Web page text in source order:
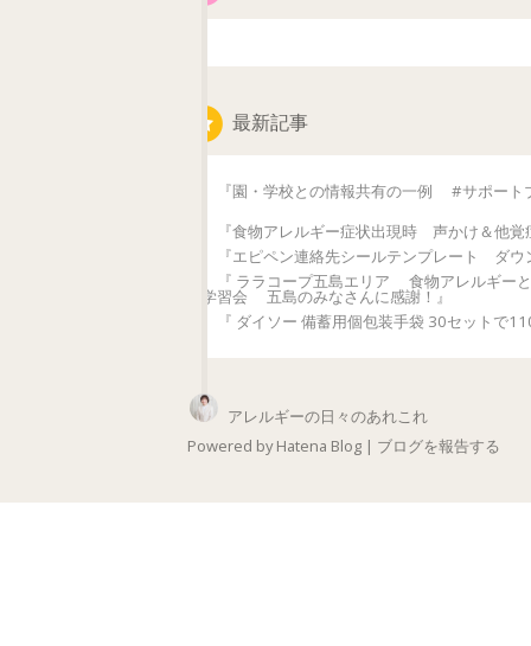
最新記事
『園・学校との情報共有の一例 #サポー
『食物アレルギー症状出現時 声かけ＆他覚
『エピペン連絡先シールテンプレート ダウ
『 ララコープ五島エリア 食物アレルギ
学習会 五島のみなさんに感謝！』
『 ダイソー 備蓄用個包装手袋 30セットで
アレルギーの日々のあれこれ
Powered byHatena Blog | ブログを報告する